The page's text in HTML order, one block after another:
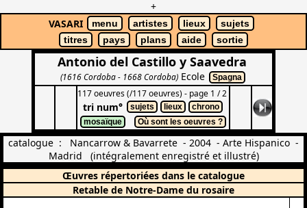
+
VASARI
menu artistes lieux
sujets
titres
pays plans aide sortie
Antonio del Castillo y Saavedra
(1616 Cordoba - 1668 Cordoba) Ecole Spagna
117 oeuvres (/117 oeuvres) - page 1 / 2
tri num° sujets lieux
chrono
mosaïque
Où sont les oeuvres ?
catalogue : Nancarrow & Bavarrete - 2004 - Arte Hispanico -
Madrid (intégralement enregistré et illustré)
Œuvres répertoriées dans le catalogue
Retable de Notre-Dame du rosaire